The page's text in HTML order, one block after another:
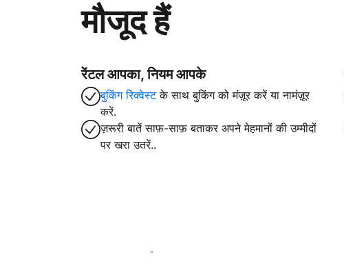
मौजूद हैं
रेंटल आपका, नियम आपके
बुकिंग रिक्वेस्टके साथ बुकिंग को मंज़ूर करें या नामंज़ूर
करें.
ज़रूरी बातें साफ़-साफ़ बताकर अपने मेहमानों की उम्मीदों
पर खरा उतरें..
आज ही हमारे साथ मेजबानी करें